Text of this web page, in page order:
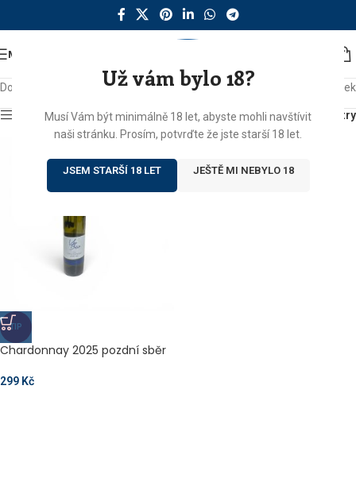
Už vám bylo 18?
Musí Vám být minimálně 18 let, abyste mohli navštívit
naši stránku. Prosím, potvrďte že jste starší 18 let.
JSEM STARŠÍ 18 LET JEŠTĚ MI NEBYLO 18
MENU
Domů Produkty se štítkem „chardonnay“ Zobrazen jediný výsledek
Zobrazit sidebar Filtry
TIP
Chardonnay 2025 pozdní sběr
299 Kč